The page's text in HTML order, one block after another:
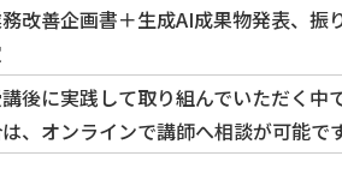
改善企画書＋生成AI成果物発表、振
後に実践して取り組んでいただく中
、オンラインで講師へ相談が可能です